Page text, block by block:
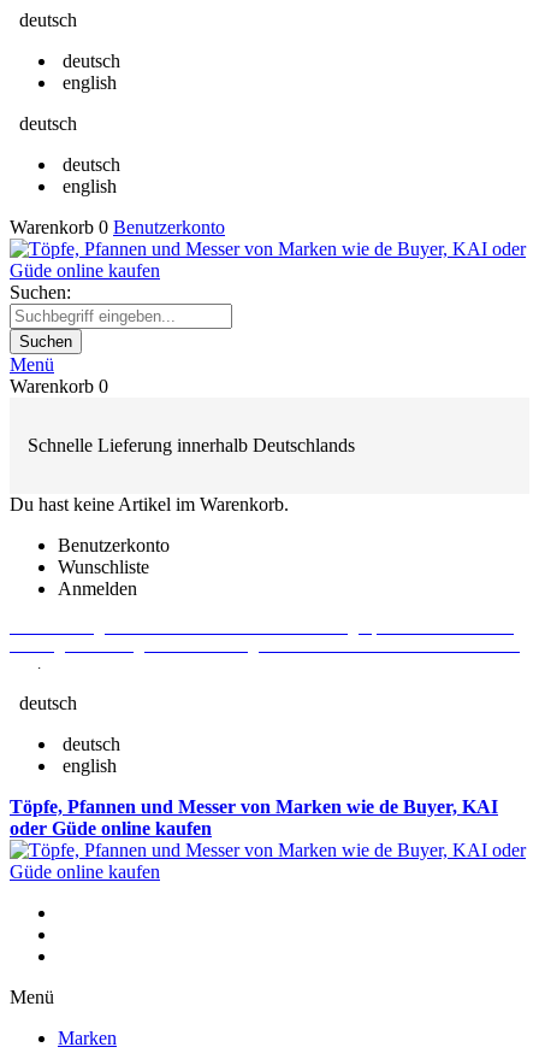
deutsch
deutsch
english
deutsch
deutsch
english
Warenkorb 0 Benutzerkonto
Suchen:
Suchen
Menü
Warenkorb 0
Schnelle Lieferung innerhalb Deutschlands
Du hast keine Artikel im Warenkorb.
Benutzerkonto
Wunschliste
Anmelden
.
deutsch
deutsch
english
Töpfe, Pfannen und Messer von Marken wie de Buyer, KAI
oder Güde online kaufen
Menü
Marken